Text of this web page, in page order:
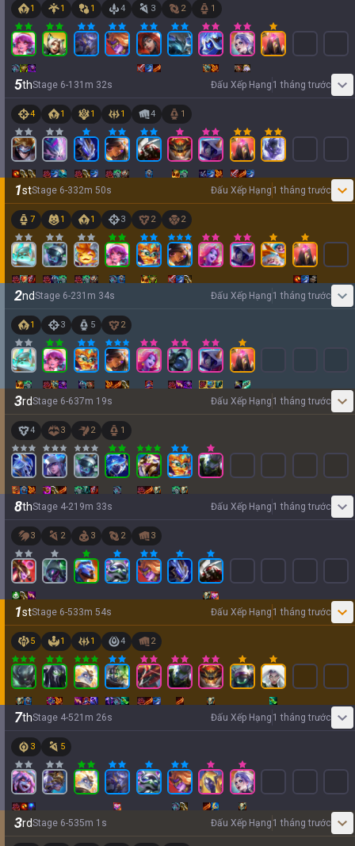
1 1 1 4 3 2 1
5thStage 6-1 31 m 32s Đấu Xếp Hạng 1 tháng trước
4 1 1 1 4 1
1stStage 6-332m 50s Đấu Xếp Hạng 1 tháng trước
7 1 1 3 2 2
2ndStage 6-231 m 34s Đấu Xếp Hạng 1 tháng trước
1 3 5 2
3rdStage 6-637m 19s Đấu Xếp Hạng 1 tháng trước
4 3 2 1
8thStage 4-219m 33s Đấu Xếp Hạng 1 tháng trước
3 2 3 2 3
1stStage 6-533m 54s Đấu Xếp Hạng 1 tháng trước
5 1 1 4 2
7thStage 4-521 m 26s Đấu Xếp Hạng 1 tháng trước
3 5
3rdStage 6-535m 1 s Đấu Xếp Hạng 1 tháng trước